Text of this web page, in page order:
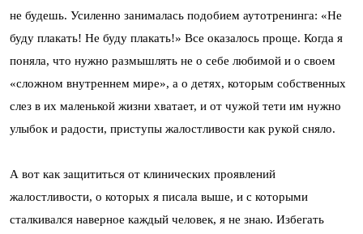
не будешь. Усиленно занималась подобием аутотренинга: «Не
буду плакать! Не буду плакать!» Все оказалось проще. Когда я
поняла, что нужно размышлять не о себе любимой и о своем
«сложном внутреннем мире», а о детях, которым собственных
слез в их маленькой жизни хватает, и от чужой тети им нужно
улыбок и радости, приступы жалостливости как рукой сняло.
А вот как защититься от клинических проявлений
жалостливости, о которых я писала выше, и с которыми
сталкивался наверное каждый человек, я не знаю. Избегать